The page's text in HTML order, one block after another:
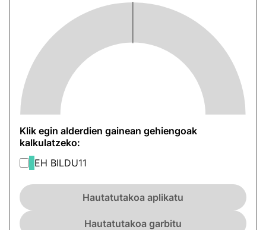
Klik egin alderdien gainean gehiengoak
kalkulatzeko:
EH BILDU11
Hautatutakoa aplikatu
Hautatutakoa garbitu